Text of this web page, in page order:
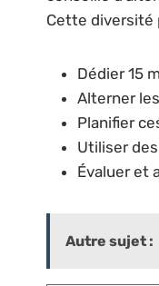
Cette diversité
Dédier 15
Alterner
Planifier
Utiliser
Évaluer et
Autre sujet :